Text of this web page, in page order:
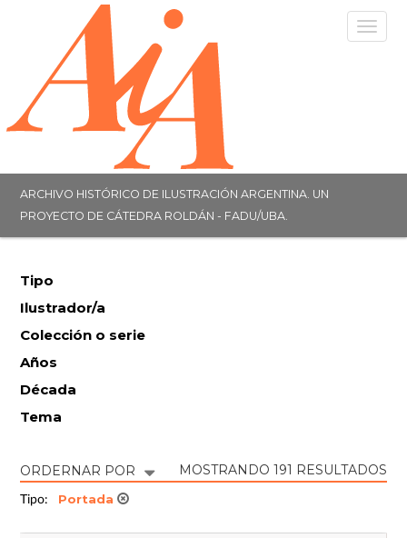
ARCHIVO HISTÓRICO DE ILUSTRACIÓN ARGENTINA. UN
PROYECTO DE CÁTEDRA ROLDÁN - FADU/UBA.
Tipo
Ilustrador/a
Colección o serie
Años
Década
Tema
ORDERNAR POR MOSTRANDO 191 RESULTADOS
Tipo: Portada